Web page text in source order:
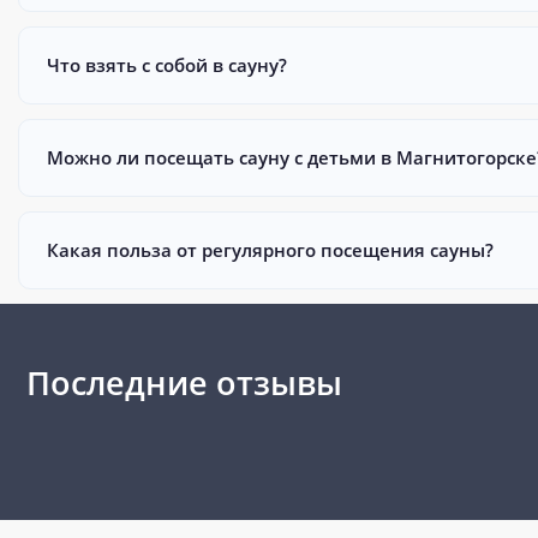
Что взять с собой в сауну?
Можно ли посещать сауну с детьми в
Какая польза от регулярного посещения сауны?
Последние отзывы